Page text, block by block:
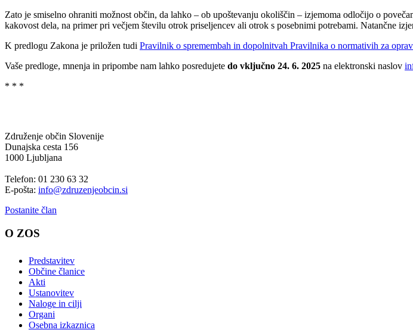
Zato je smiselno ohraniti možnost občin, da lahko – ob upoštevanju okoliščin – izjemoma odločijo o
kakovost dela, na primer pri večjem številu otrok priseljencev ali otrok s posebnimi potrebami. Natančne
K predlogu Zakona je priložen tudi Pravilnik o spremembah in dopolnitvah Pravilnika o normativih za
Vaše predloge, mnenja in pripombe nam lahko posredujete do vključno 24. 6. 2025 na elektronski naslov
* * *
Združenje občin Slovenije
Dunajska cesta 156
1000 Ljubljana
Telefon: 01 230 63 32
E-pošta: info@zdruzenjeobcin.si
Postanite član
O ZOS
Predstavitev
Občine članice
Akti
Ustanovitev
Naloge in cilji
Organi
Osebna izkaznica